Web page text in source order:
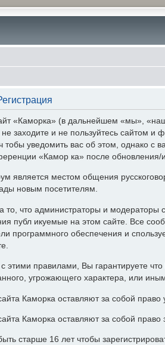
«Каморка» (в дальнейшем «мы»,
не заходите и не пользуйтесь сайтом
тобы уведомить вас об этом, однако с
«Камор ка» после обновления/
является местом общения
новым посетителям.
то, что администраторы и
публ икуемые на этом сайте. Все
программного обеспечения и
этими правилами, Вы гарантируете
угрожающего характера, или
Каморка оставляют за собой
Каморка оставляют за собой право
старше 16 лет чтобы